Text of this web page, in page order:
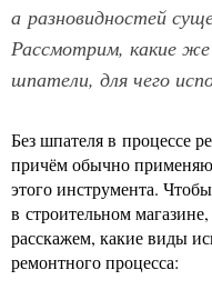
а разновидностей
Рассмотрим, какие
шпатели, для чего
Без шпателя в процессе
причём обычно
этого инструмента.
в строительном
расскажем, какие виды
ремонтного процесса: